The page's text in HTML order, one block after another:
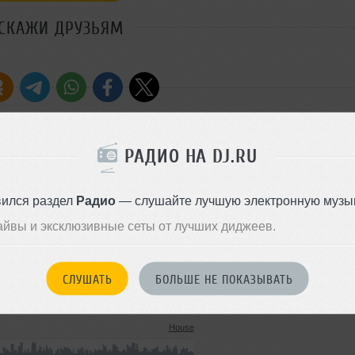
РАДИО НА DJ.RU
раздел Радио— слушайте лучшую электронную
и эксклюзивные сеты от лучших диджеев.
СЛУШАТЬ БОЛЬШЕ НЕ ПОКАЗЫВАТЬ
ДРУЗЬЯМ
Deep House
141 MB, 320 kbps MP3 1744
20 июня 2022
House